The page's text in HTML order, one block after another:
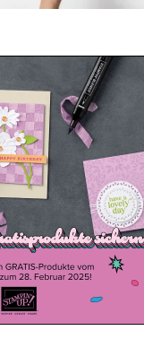
a-bration 2025
Januar 2025